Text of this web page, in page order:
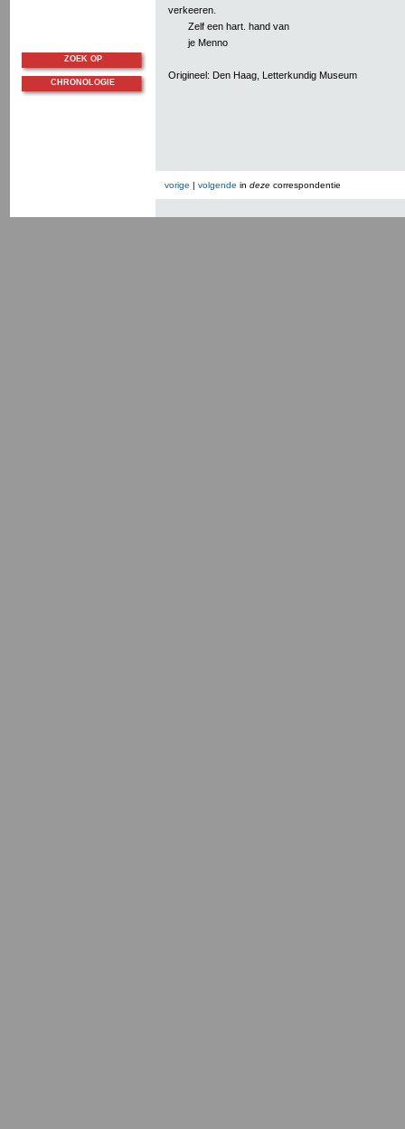
verkeeren.
Zelf een hart. hand van
je Menno
Origineel: Den Haag, Letterkundig Museum
vorige | volgende in deze correspondentie
ZOEK OP
CHRONOLOGIE